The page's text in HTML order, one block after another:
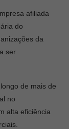
afiliada
do
da
ser
de mais de
no
alta eficiência